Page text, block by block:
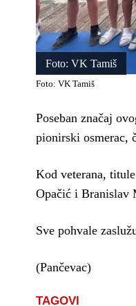
Foto: VK Tamiš
Foto: VK Tamiš
Poseban značaj
pionirski osmerac,
Kod veterana,
Opačić i Branislav
Sve pohvale
(Pančevac)
TAGOVI